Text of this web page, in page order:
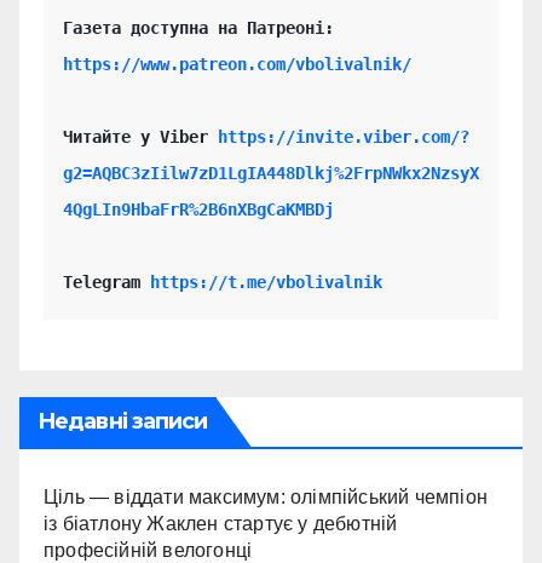
https://www.patreon.com/vbolivalnik/
Читайте у Viber
https://invite.viber.com/?
g2=AQBC3zIilw7zD1LgIA448Dlkj%2FrpNWkx2NzsyX
4QgLIn9HbaFrR%2B6nXBgCaKMBDj
Telegram https://t.me/vbolivalnik
Недавні записи
Ціль — віддати максимум: олімпійський чемпіон
із біатлону Жаклен стартує у дебютній
професійній велогонці